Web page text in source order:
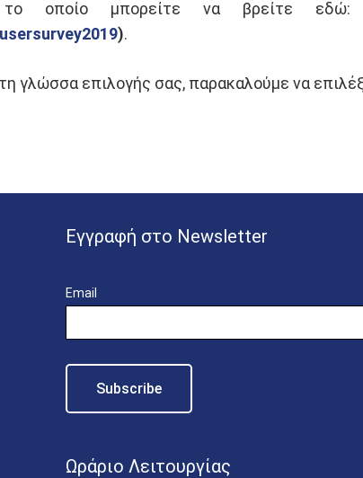
οποίο μπορείτε να βρείτε εδώ:
).
γλώσσα επιλογής σας, παρακαλούμε να
Εγγραφή στο Newsletter
Email
Ωράριο Λειτουργίας